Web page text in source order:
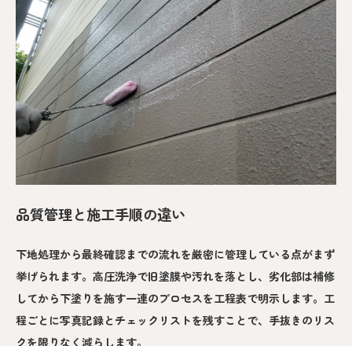
品質管理と施工手順の違い
下地処理から最終確認までの流れを厳密に管理している点がまず
挙げられます。高圧洗浄で旧塗膜や汚れを落とし、劣化部は補修
してから下塗りを施す一連のプロセスを工程表で明示します。工
程ごとに写真記録とチェックリストを残すことで、手抜きのリス
クを限りなく減らします。